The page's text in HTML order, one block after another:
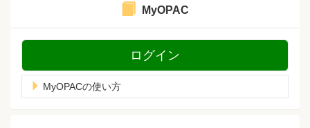
MyOPAC
ログイン
MyOPACの使い方